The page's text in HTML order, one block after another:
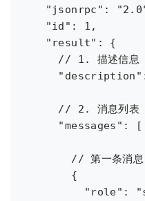
"jsonrpc":
  "id": 1,
  "result": {
// 1. 描述信
// 2. 消息列表
    "messages": [
// 第一条消
      {
"role":